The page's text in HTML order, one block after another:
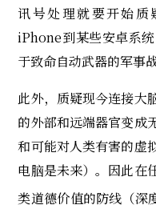
讯号处理就要开始
iPhone到某些安卓系
于致命自动武器的军事战
此外，质疑现今连接大
的外部和远端器官变成
和可能对人类有害的虚
电脑是未来）。因此在
类道德价值的防线（深